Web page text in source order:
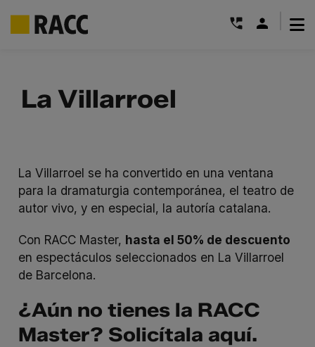
contenido
La Villarroel
La Villarroel se ha convertido en una ventana
para la dramaturgia contemporánea, el teatro de
autor vivo, y en especial, la autoría catalana.
Con RACC Master, hasta el 50% de descuento
en espectáculos seleccionados en La Villarroel
de Barcelona.
¿Aún no tienes la RACC
Master? Solicítala aquí.